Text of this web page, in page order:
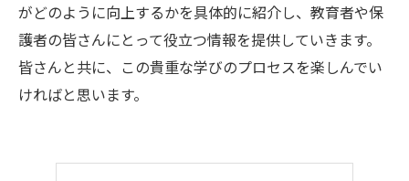
がどのように向上するかを具体的に紹介し、教育者や保
護者の皆さんにとって役立つ情報を提供していきます。
皆さんと共に、この貴重な学びのプロセスを楽しんでい
ければと思います。